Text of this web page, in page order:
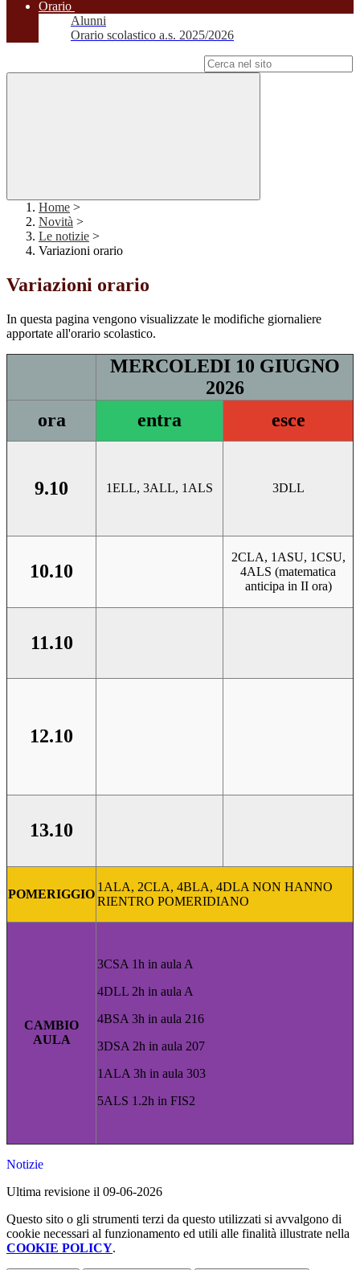
Orario
Alunni
Orario scolastico a.s. 2025/2026
Home >
Novità >
Le notizie >
Variazioni orario
Variazioni orario
In questa pagina vengono visualizzate le modifiche giornaliere
apportate all'orario scolastico.
MERCOLEDI 10 GIUGNO
2026
ora
entra esce
9.10 1ELL, 3ALL, 1ALS 3DLL
10.10
2CLA, 1ASU, 1CSU,
4ALS (matematica
anticipa in II ora)
11.10
12.10
13.10
POMERIGGIO
1ALA, 2CLA, 4BLA, 4DLA NON HANNO
RIENTRO POMERIDIANO
CAMBIO
AULA
3CSA 1h in aula A
4DLL 2h in aula A
4BSA 3h in aula 216
3DSA 2h in aula 207
1ALA 3h in aula 303
5ALS 1.2h in FIS2
Notizie
Ultima revisione il 09-06-2026
Questo sito o gli strumenti terzi da questo utilizzati si avvalgono di
cookie necessari al funzionamento ed utili alle finalità illustrate nella
COOKIE POLICY.